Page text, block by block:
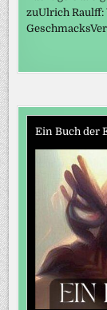
zuUlrich Raulff:
Ein Buch der